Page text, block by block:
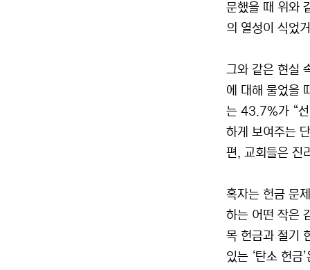
문했을 때 위와
의 열성이 식었
그와 같은 현실
에 대해 물었을
는 43.7%가 “선
하게 보여주는
편, 교회들은 진
혹자는 헌금 문
하는 어떤 작은
목 헌금과 절기
있는 ‘탄소 헌금